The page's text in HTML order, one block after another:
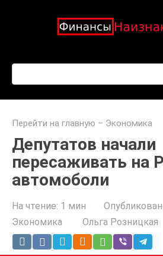
Перейти на главную – Экономика
Депутатов начали
пересаживать на
автомоболи
На чтение: 1 мин
Экономика
Ольга Розницкая